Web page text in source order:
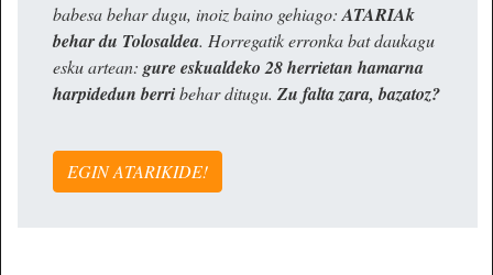
babesa behar dugu, inoiz baino gehiago: ATARIAk
behar du Tolosaldea. Horregatik erronka bat daukagu
esku artean: gure eskualdeko 28 herrietan hamarna
harpidedun berribehar ditugu. Zu falta zara, bazatoz?
EGIN ATARIKIDE!